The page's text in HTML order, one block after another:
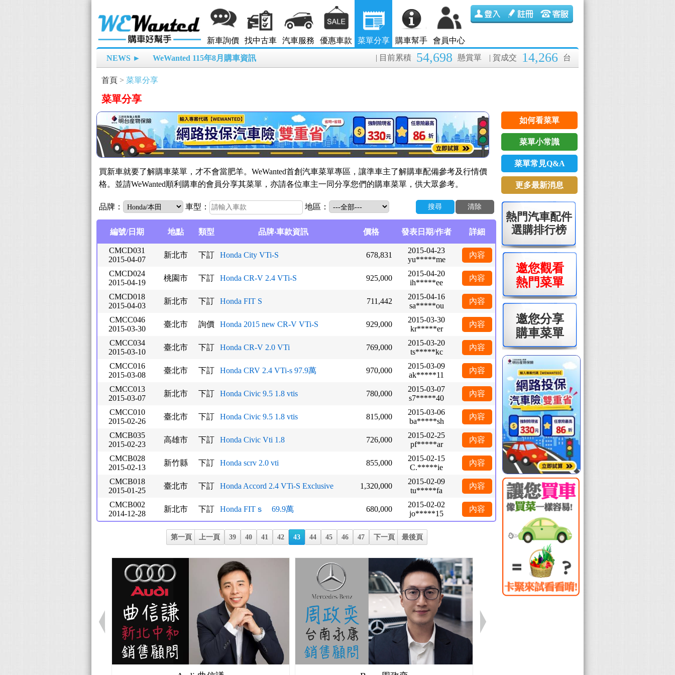
新車詢價 找中古車 汽車服務 優惠車款 菜單分享 購車幫手 會員中心
NEWS ► WeWanted 115年8月購車資訊 | 賀成交 14,266 台
| 目前累積 54,698 懸賞單
首頁 > 菜單分享
菜單分享
買新車就要了解購車菜單，才不會當肥羊。WeWanted首創汽車菜單專區，讓準車主了解購車配備參考及行情價
格。並請WeWanted順利購車的會員分享其菜單，亦請各位車主一同分享您們的購車菜單，供大眾參考。
品牌： 車型： 地區： 清除
搜尋
編號/日期 地點 類型 品牌‧車款資訊 價格 發表日期/作者 詳細
CMCD031
2015-04-07
新北市 下訂 Honda City VTi-S 678,831
2015-04-23
yu*****me
內容
CMCD024
2015-04-19
桃園市 下訂 Honda CR-V 2.4 VTi-S 925,000
2015-04-20
ih*****ee
內容
CMCD018
2015-04-03
新北市 下訂 Honda FIT S 711,442
2015-04-16
sa*****ou
內容
CMCC046
2015-03-30
臺北市 詢價 Honda 2015 new CR-V VTi-S 929,000
2015-03-30
kr*****er
內容
CMCC034
2015-03-10
臺北市 下訂 Honda CR-V 2.0 VTi 769,000
2015-03-20
ts*****kc
內容
CMCC016
2015-03-08
臺北市 下訂 Honda CRV 2.4 VTi-s 97.9萬 970,000
2015-03-09
ak*****11
內容
CMCC013
2015-03-07
新北市 下訂 Honda Civic 9.5 1.8 vtis 780,000
2015-03-07
s7*****40
內容
CMCC010
2015-02-26
臺北市 下訂 Honda Civic 9.5 1.8 vtis 815,000
2015-03-06
ba*****sh
內容
CMCB035
2015-02-23
高雄市 下訂 Honda Civic Vti 1.8 726,000
2015-02-25
pf*****ar
內容
CMCB028
2015-02-13
新竹縣 下訂 Honda scrv 2.0 vti 855,000
2015-02-15
C.*****ie
內容
CMCB018
2015-01-25
臺北市 下訂 Honda Accord 2.4 VTi-S Exclusive 1,320,000
2015-02-09
tu*****fa
內容
CMCB002
2014-12-28
新北市 下訂 Honda FITｓ 69.9萬 680,000
2015-02-02
jo*****15
內容
第一頁 上一頁 39 40 41 42 43 44 45 46 47 下一頁 最後頁
如何看菜單
菜單小常識
菜單常見Q&A
更多最新消息
熱門汽車配件
選購排行榜
邀您觀看
熱門菜單
邀您分享
購車菜單